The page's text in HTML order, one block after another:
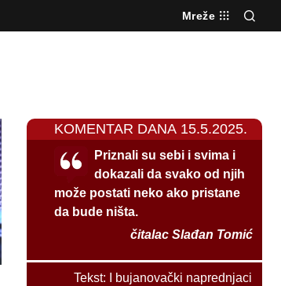
Mreže
KOMENTAR DANA 15.5.2025.
Priznali su sebi i svima i
dokazali da svako od njih
može postati neko ako pristane
da bude ništa.
čitalac Slađan Tomić
Tekst:
I bujanovački naprednjaci